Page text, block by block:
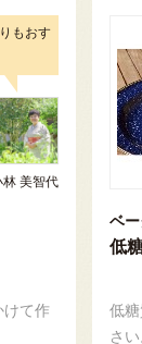
もおす
林 美智代
けて作
ベ
低
低
さい